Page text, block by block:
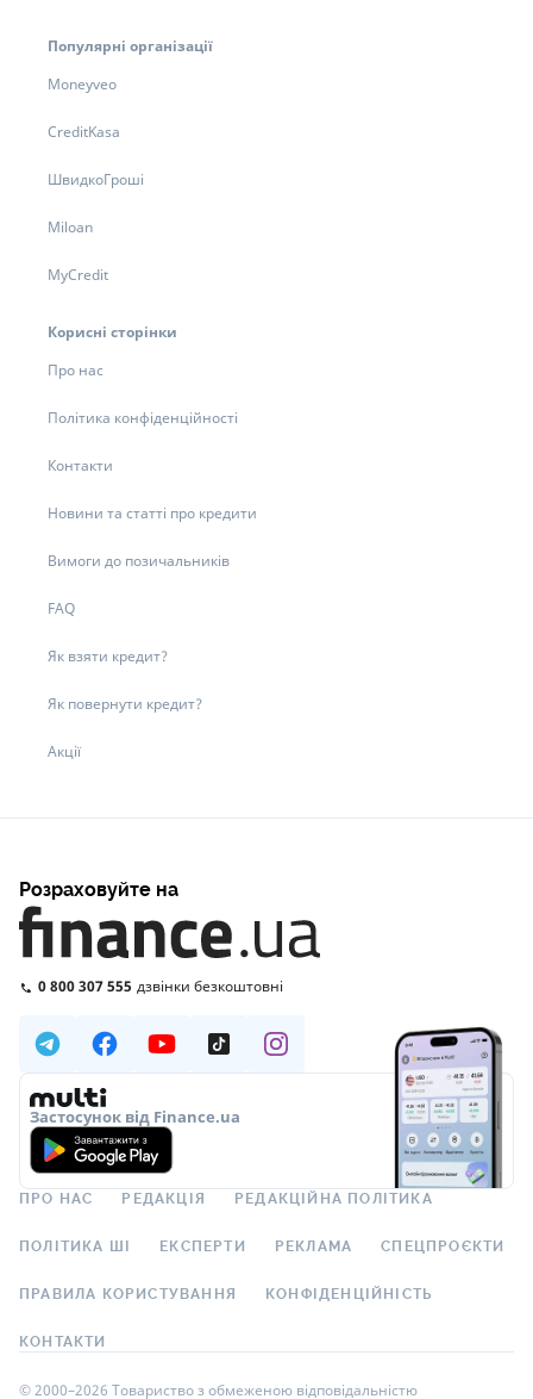
Популярні організації
Moneyveo
CreditKasa
ШвидкоГроші
Miloan
MyCredit
Корисні сторінки
Про нас
Політика конфіденційності
Контакти
Новини та статті про кредити
Вимоги до позичальників
FAQ
Як взяти кредит?
Як повернути кредит?
Акції
Розраховуйте на
0 800 307 555 дзвінки безкоштовні
Застосунок від Finance.ua
ПРО НАС РЕДАКЦІЯ РЕДАКЦІЙНА ПОЛІТИКА
ПОЛІТИКА ШІ ЕКСПЕРТИ РЕКЛАМА СПЕЦПРОЄКТИ
ПРАВИЛА КОРИСТУВАННЯ КОНФІДЕНЦІЙНІСТЬ
КОНТАКТИ
© 2000–2026 Товариство з обмеженою відповідальністю